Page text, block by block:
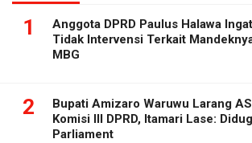
1
Anggota DPRD Paulus Halawa
Tidak Intervensi Terkait
MBG
2
Bupati Amizaro Waruwu Larang
Komisi III DPRD, Itamari Lase:
Parliament